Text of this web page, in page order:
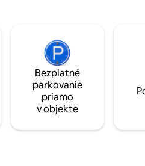
Bezplatné
parkovanie
priamo
v objekte